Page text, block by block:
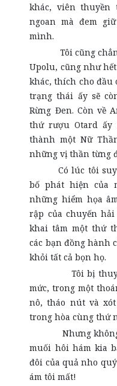
khác, viên
ngoan mà đem
mình.
Tôi cũng chẳng
Upolu, cũng như
khác, thích cho đầu
trạng thái ấy sẽ
Rừng Đen. Còn về
thứ rượu Otard ấy
thành một Nữ
những vị thần từng
Có lúc tôi
bố phát hiện của
những hiểm họa
rập của chuyến
khai tâm một thứ
các bạn đồng hành
khỏi tất cả bọn họ.
Tôi bị thuyết
mức, trong một
nô, tháo nút và
trong hòa cùng thứ
Nhưng không,
muối hôi hám kia
đôi của quả nho
ám tôi mất!